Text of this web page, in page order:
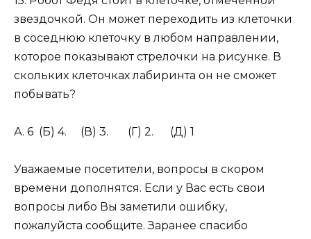
звездочкой. Он может переходить из клеточки
в соседнюю клеточку в любом направлении,
которое показывают стрелочки на рисунке. В
скольких клеточках лабиринта он не сможет
побывать?
А. 6 (Б) 4. (В) 3. (Г) 2. (Д) 1
Уважаемые посетители, вопросы в скором
времени дополнятся. Если у Вас есть свои
вопросы либо Вы заметили ошибку,
пожалуйста сообщите. Заранее спасибо